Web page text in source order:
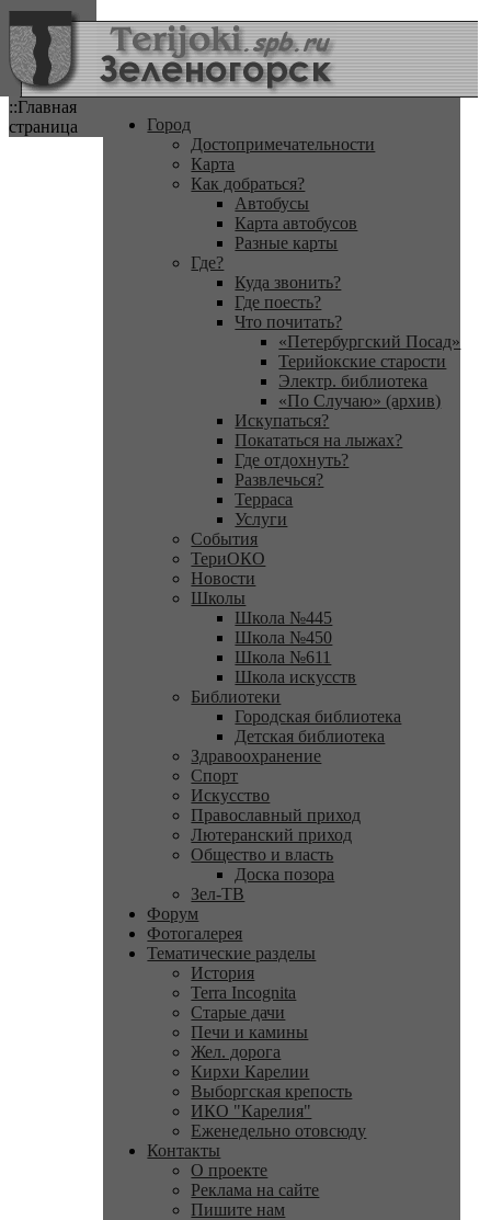
::Главная
страница
Город
Достопримечательности
Карта
Как добраться?
Автобусы
Карта автобусов
Разные карты
Где?
Куда звонить?
Где поесть?
Что почитать?
«Петербургский Посад»
Терийокские старости
Электр. библиотека
«По Случаю» (архив)
Искупаться?
Покататься на лыжах?
Где отдохнуть?
Развлечься?
Терраса
Услуги
События
ТериОКО
Новости
Школы
Школа №445
Школа №450
Школа №611
Школа искусств
Библиотеки
Городская библиотека
Детская библиотека
Здравоохранение
Спорт
Искусство
Православный приход
Лютеранский приход
Общество и власть
Доска позора
Зел-ТВ
Форум
Фотогалерея
Тематические разделы
История
Terra Incognita
Старые дачи
Печи и камины
Жел. дорога
Кирхи Карелии
Выборгская крепость
ИКО "Карелия"
Еженедельно отовсюду
Контакты
О проекте
Реклама на сайте
Пишите нам